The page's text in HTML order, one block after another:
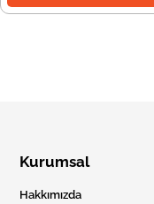
Kurumsal
Hakkımızda